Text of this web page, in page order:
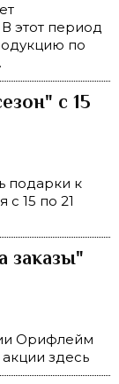
этот период
по
с 15
подарки к
15 по 21
заказы"
Орифлейм
здесь